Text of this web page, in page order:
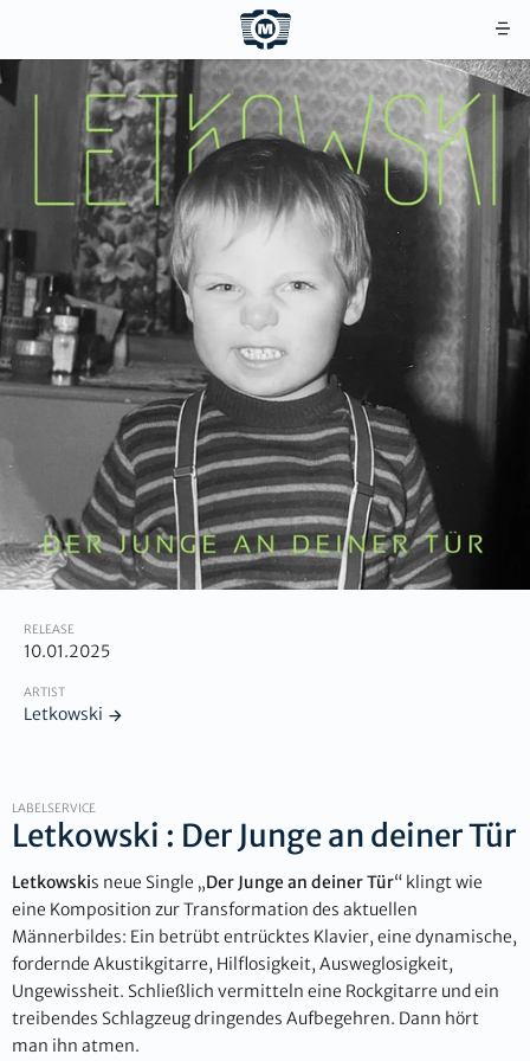
RELEASE
10.01.2025
ARTIST
Letkowski
LABELSERVICE
Letkowski : Der Junge an deiner Tür
Letkowskis neue Single „Der Junge an deiner Tür“ klingt wie
eine Komposition zur Transformation des aktuellen
Männerbildes: Ein betrübt entrücktes Klavier, eine dynamische,
fordernde Akustikgitarre, Hilflosigkeit, Ausweglosigkeit,
Ungewissheit. Schließlich vermitteln eine Rockgitarre und ein
treibendes Schlagzeug dringendes Aufbegehren. Dann hört
man ihn atmen.